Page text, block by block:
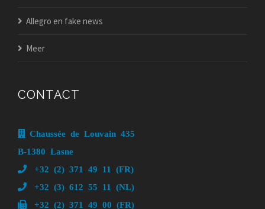
Allegro en fake news
Meer
CONTACT
Chaussée de Louvain 435
B-1380 Lasne
+32 (2) 371 49 11 (FR)
+32 (3) 612 55 11 (NL)
+32 (2) 371 49 00 (FR)